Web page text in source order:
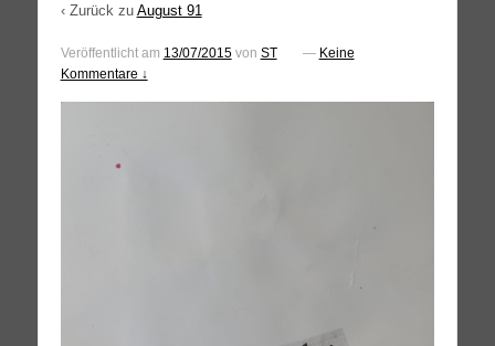
‹ Zurück zu August 91
Veröffentlicht am 13/07/2015von ST — Keine
Kommentare ↓